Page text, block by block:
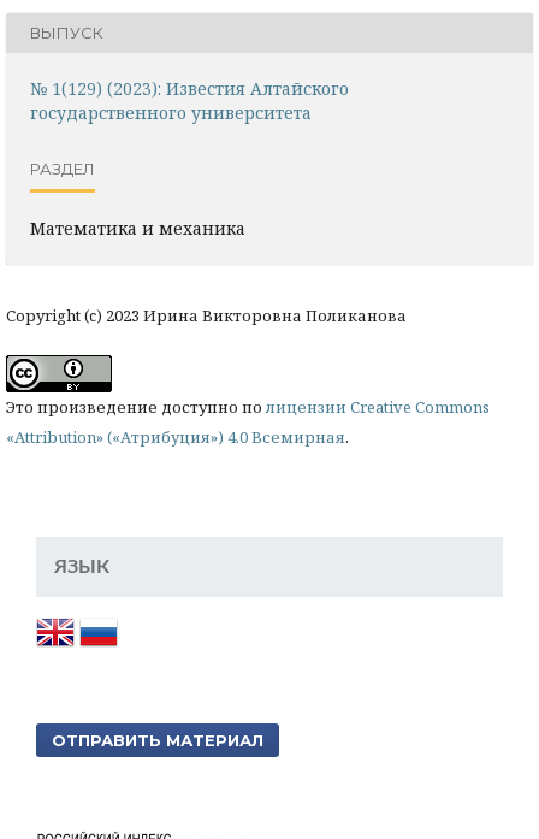
ВЫПУСК
№ 1(129) (2023): Известия Алтайского
государственного университета
РАЗДЕЛ
Математика и механика
Copyright (c) 2023 Ирина Викторовна Поликанова
Это произведение доступно полицензии Creative Commons
«Attribution» («Атрибуция») 4.0 Всемирная.
ЯЗЫК
ОТПРАВИТЬ МАТЕРИАЛ